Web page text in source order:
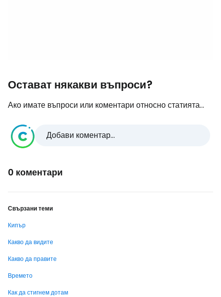
Остават някакви въпроси?
Ако имате въпроси или коментари относно статията...
Добави коментар...
0 коментари
Свързани теми
Кипър
Какво да видите
Какво да правите
Времето
Как да стигнем дотам